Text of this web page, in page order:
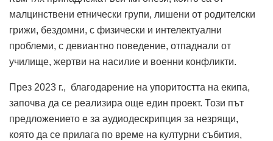
малцинствени етнически групи, лишени от родителски
грижи, бездомни, с физически и интелектуални
проблеми, с девиантно поведение, отпаднали от
училище, жертви на насилие и военни конфликти.
През 2023 г., благодарение на упоритостта на екипа,
започва да се реализира още един проект. Този път
предложението е за аудиодескрипция за незрящи,
която да се прилага по време на културни събития,